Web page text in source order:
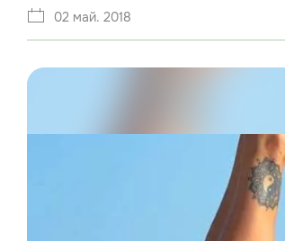
02 май. 2018